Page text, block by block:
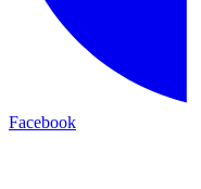
Facebook